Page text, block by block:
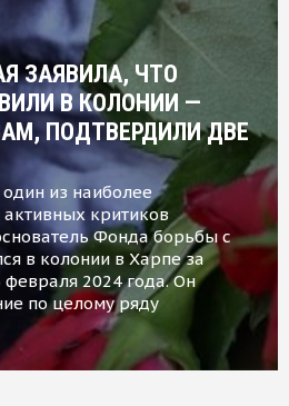
ЗАЯВИЛА, ЧТО
В КОЛОНИИ —
ПОДТВЕРДИЛИ ДВЕ
из наиболее
критиков
Фонда борьбы с
в колонии в Харпе за
2024 года. Он
по целому ряду